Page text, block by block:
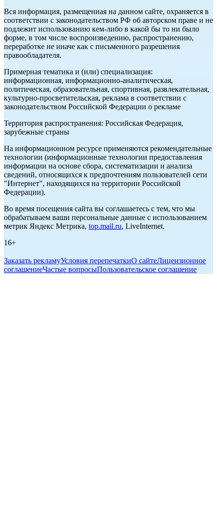
Вся информация, размещенная на данном сайте, охраняется в
соответствии с законодательством РФ об авторском праве и не
подлежит использованию кем-либо в какой бы то ни было
форме, в том числе воспроизведению, распространению,
переработке не иначе как с письменного разрешения
правообладателя.
Примерная тематика и (или) специализация:
информационная, информационно-аналитическая,
политическая, образовательная, спортивная, развлекательная,
культурно-просветительская, реклама в соответствии с
законодательством Российской Федерации о рекламе
Территория распространения: Российская Федерация,
зарубежные страны
На информационном ресурсе применяются рекомендательные
технологии (информационные технологии предоставления
информации на основе сбора, систематизации и анализа
сведений, относящихся к предпочтениям пользователей сети
"Интернет", находящихся на территории Российской
Федерации).
Во время посещения сайта вы соглашаетесь с тем, что мы
обрабатываем ваши персональные данные с использованием
метрик Яндекс Метрика, top.mail.ru, LiveInternet.
16+
Заказать рекламуУсловия перепечаткиО сайтеЛицензионное
соглашениеЧастые вопросыПользовательское соглашение